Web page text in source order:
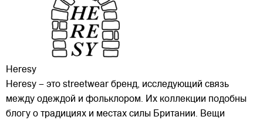
Heresy
Heresy – это streetwear бренд, исследующий связь
между одеждой и фольклором. Их коллекции подобны
блогу о традициях и местах силы Британии. Вещи